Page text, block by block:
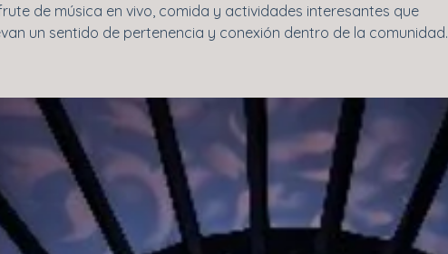
de música en vivo, comida y actividades interesantes que
un sentido de pertenencia y conexión dentro de la comunidad.